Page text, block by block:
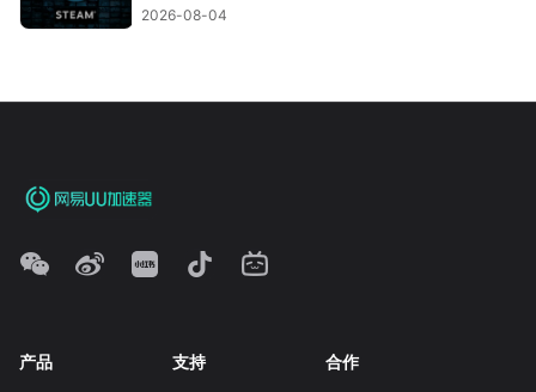
2026-08-04
产品 支持 合作